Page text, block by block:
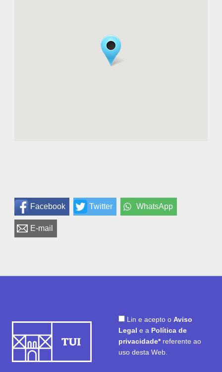
Facebook Twitter WhatsApp
E-mail
Lin e acepto o Aviso
Legal e a Política de
privacidade* referente ao
uso desta Web.